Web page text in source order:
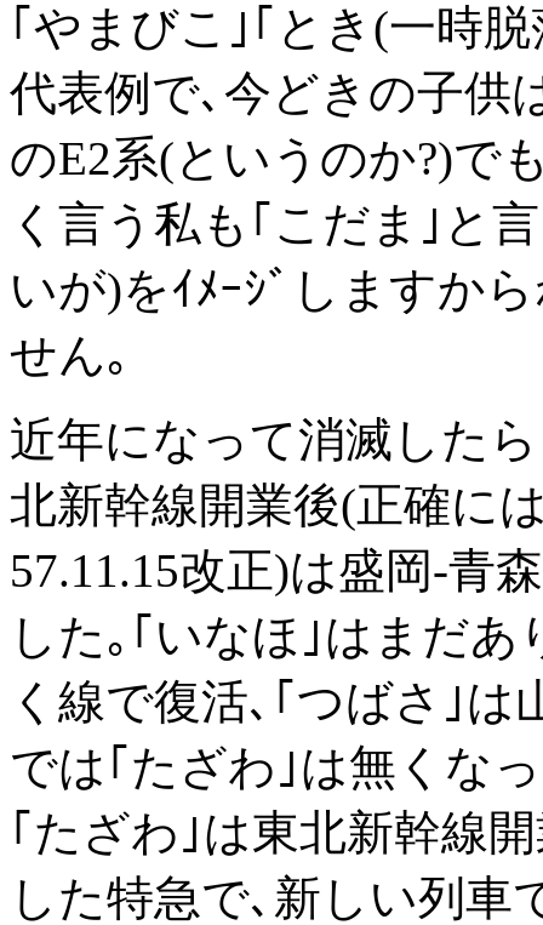
｢やまびこ｣｢とき(一時
代表例で､今どきの子供
のE2系(というのか?)で
く言う私も｢こだま｣と
いが)をｲﾒｰｼﾞしますか
せん｡
近年になって消滅した
北新幹線開業後(正確に
57.11.15改正)は盛岡-青
した｡｢いなほ｣はまだ
く線で復活､｢つばさ｣は
では｢たざわ｣は無くな
｢たざわ｣は東北新幹線
した特急で､新しい列車